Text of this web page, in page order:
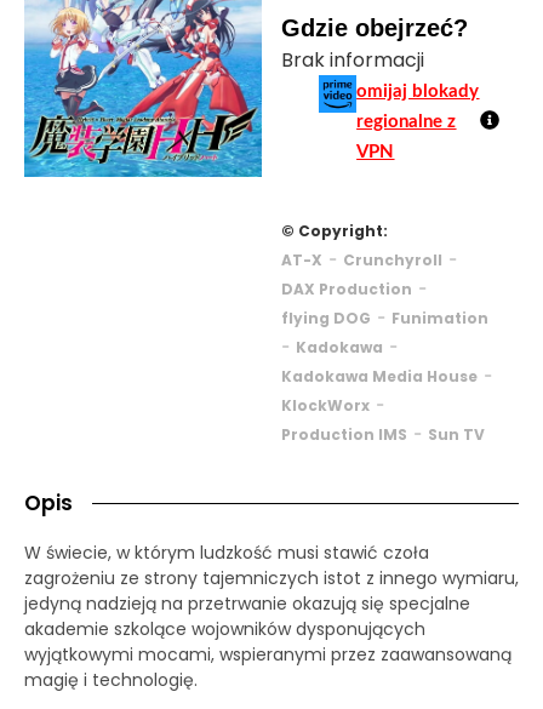
Gdzie obejrzeć?
Brak informacji
omijaj blokady
regionalne z
VPN
© Copyright:
AT-X - Crunchyroll -
DAX Production -
flying DOG - Funimation
- Kadokawa -
Kadokawa Media House-
KlockWorx-
Production IMS - Sun TV
Opis
W świecie, w którym ludzkość musi stawić czoła
zagrożeniu ze strony tajemniczych istot z innego wymiaru,
jedyną nadzieją na przetrwanie okazują się specjalne
akademie szkolące wojowników dysponujących
wyjątkowymi mocami, wspieranymi przez zaawansowaną
magię i technologię.